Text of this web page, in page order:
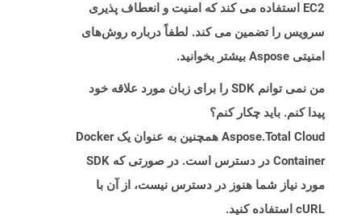
EC2 استفاده می کند که امنیت و انعطاف پذیری
سرویس را تضمین می کند. لطفاً درباره روش‌های
امنیتی Aspose بیشتر بخوانید.
من نمی توانم SDK را برای زبان مورد علاقه خود
پیدا کنم. باید چکار کنم؟
Aspose.Total Cloud همچنین به عنوان یک Docker
Container در دسترس است. در صورتی که SDK
مورد نیاز شما هنوز در دسترس نیست، از آن با
cURL استفاده کنید.